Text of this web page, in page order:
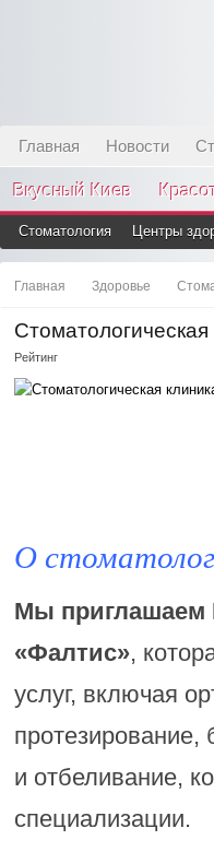
Главная Новости
Вкусный Киев
Стоматология Центры
Главная Здоровье
Рейтинг
О
Мы приглашаем
«Фалтис»,
услуг, включая
протезирование,
и отбеливание,
специализации.